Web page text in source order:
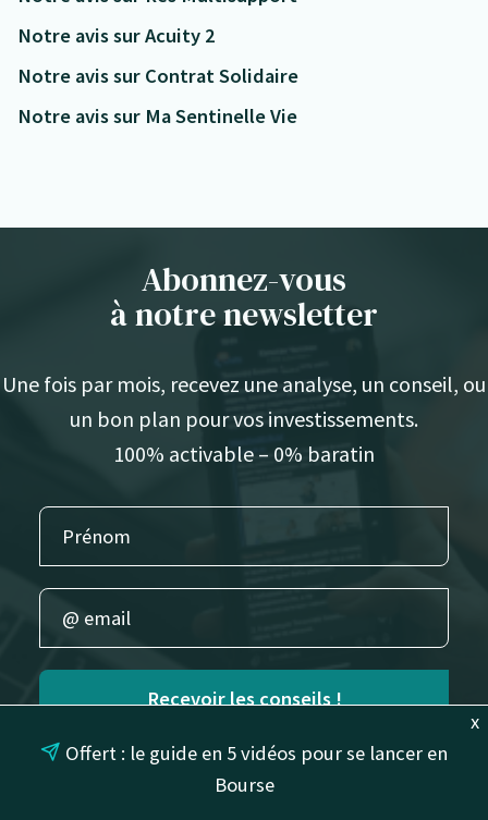
Notre avis sur Acuity 2
Notre avis sur Contrat Solidaire
Notre avis sur Ma Sentinelle Vie
Abonnez-vous
à notre newsletter
Une fois par mois, recevez une analyse, un conseil, ou
un bon plan pour vos investissements.
100% activable – 0% baratin
Recevoir les conseils !
x
Offert : le guide en 5 vidéos pour se lancer en
Bourse